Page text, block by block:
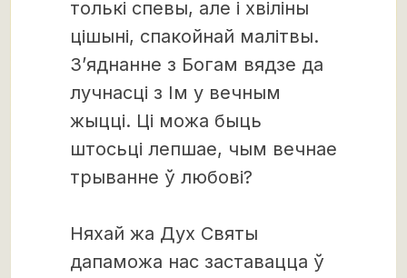
толькі спевы, але і хвіліны
цішыні, спакойнай малітвы.
З’яднанне з Богам вядзе да
лучнасці з Ім у вечным
жыцці. Ці можа быць
штосьці лепшае, чым вечнае
трыванне ў любові?
Няхай жа Дух Святы
дапаможа нас заставацца ў